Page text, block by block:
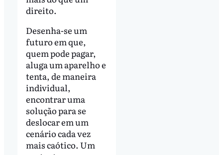
direito.
Desenha-se um
futuro em que,
quem pode pagar,
aluga um aparelho e
tenta, de maneira
individual,
encontrar uma
solução para se
deslocar em um
cenário cada vez
mais caótico. Um